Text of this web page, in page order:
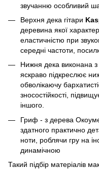
звучанню особливий
Верхня дека гітари
деревина якої
еластичністю при
середні частоти,
Нижня дека виконана
яскраво підкреслює
обволікаючу
зносостійкості,
іншого.
Гриф - з дерева
здатного практично
ноти, роблячи гру на
динамічною
Такий підбір матеріалів